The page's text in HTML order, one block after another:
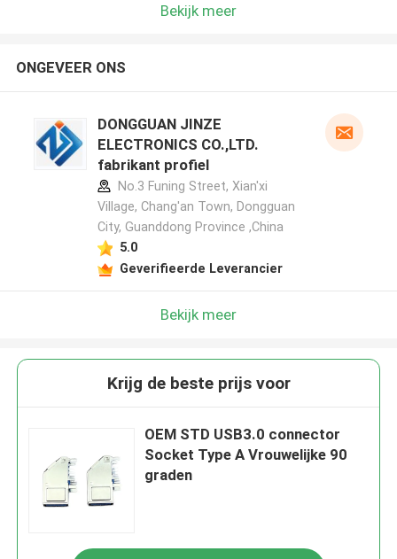
Bekijk meer
ONGEVEER ONS
DONGGUAN JINZE
ELECTRONICS CO.,LTD.
fabrikant profiel
No.3 Funing Street, Xian'xi
Village, Chang'an Town, Dongguan
City, Guanddong Province ,China
5.0
Geverifieerde Leverancier
Bekijk meer
Krijg de beste prijs voor
OEM STD USB3.0 connector
Socket Type A Vrouwelijke 90
graden